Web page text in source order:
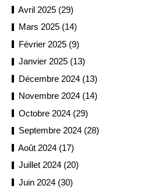
Avril 2025 (29)
Mars 2025 (14)
Février 2025 (9)
Janvier 2025 (13)
Décembre 2024 (13)
Novembre 2024 (14)
Octobre 2024 (29)
Septembre 2024 (28)
Août 2024 (17)
Juillet 2024 (20)
Juin 2024 (30)